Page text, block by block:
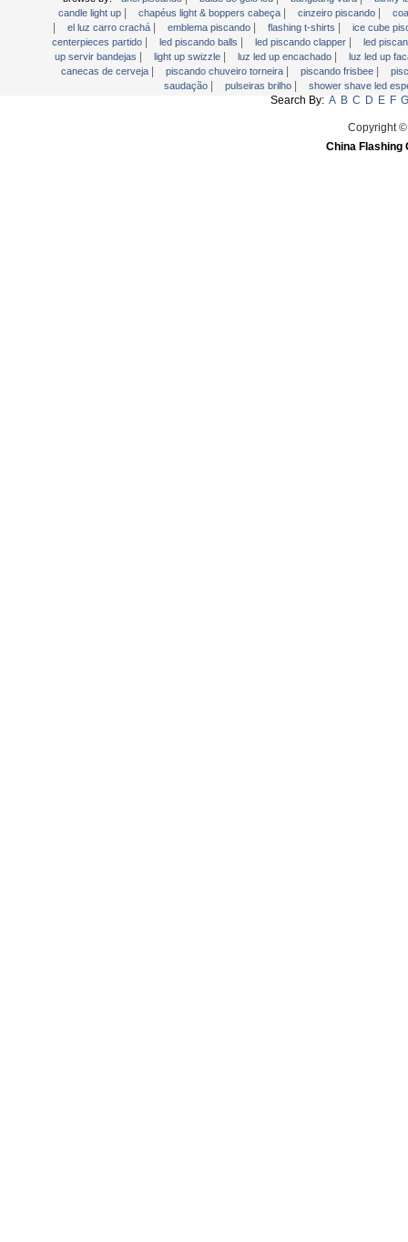
Piscando Jóias
Piscando Pin Magnetic
piscando relógio
candle light up | chapéus light & boppers cabeça | cinzeiro piscando |
| el luz carro crachá | emblema piscando | flashing t-shirts |
ice cube
centerpieces partido | led piscando balls | led piscando clapper |
led
up servir bandejas | light up swizzle | luz led up encachado |
luz led up
canecas de cerveja | piscando chuveiro torneira | piscando frisbee |
saudação | pulseiras brilho | shower shave led
Search By: A B C D E F G
Copyright
China Flashing